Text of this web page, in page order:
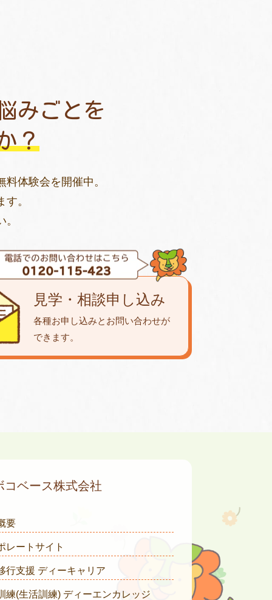
みごとを
？
体験会を開催中。
。
見学・相談申し込み
各種お申し込みとお問い合わせが
できます。
コベース株式会社
要
レートサイト
行支援 ディーキャリア
練(生活訓練) ディーエンカレッジ